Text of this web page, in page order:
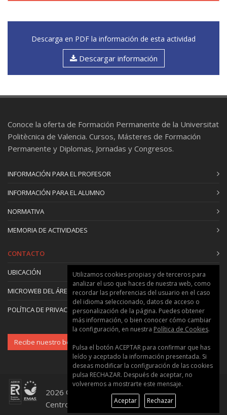
con tareas comunicativas orientadas al uso real
culturales.
Descarga en PDF la información de esta actividad
Descargar información
Conoce la oferta de Formación Permanente de la Universitat
Politècnica de Valencia. Cursos, Másteres de Formación
Permanente y Diplomas, Jornadas y Congresos.
INFORMACIÓN PARA EL PROFESOR
INFORMACIÓN PARA EL ALUMNO
NORMATIVA
MEMORIA DE ACTIVIDADES
CONTACTO
UBICACIÓN
MICROWEB DEL ÁREA
POLÍTICA DE PRIVACIDAD Y COOKIES
Recibe nuestro boletín
2026 © Universitat Politècnica de València ::
Centro de Formación Permanente
Utilizamos cookies propias y de terceros para
analizar el uso que haces de nuestra web, como
recordar las preferencias del usuario en el caso
del idioma seleccionado, datos de acceso o
personalización de la página. Puedes obtener
más información, o bien conocer cómo cambiar
la configuración, en nuestra Política de Cookies.
Pulsa el botón ACEPTAR para confirmar que has
leído y aceptado la información presentada. Si
deseas modificar la configuración de las cookies
pulsa RECHAZAR. Después de aceptar, no
volveremos a mostrarte este mensaje.
Aceptar
Rechazar